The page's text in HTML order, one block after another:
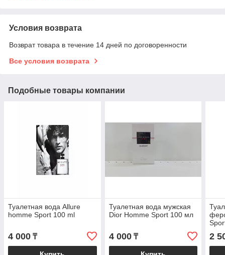
Условия возврата
Возврат товара в течение 14 дней по договоренности
Все условия возврата
Подобные товары компании
Туалетная вода Allure
homme Sport 100 ml
4 000 ₸
Туалетная вода мужская
Dior Homme Sport 100 мл
4 000₸ 2